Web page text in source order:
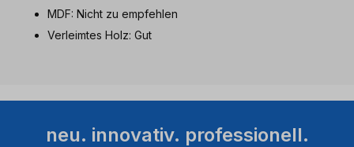
MDF: Nicht zu empfehlen
Verleimtes Holz: Gut
neu. innovativ. professionell.